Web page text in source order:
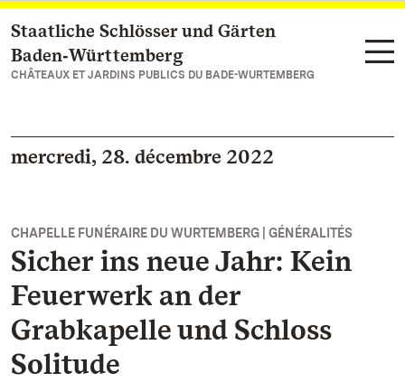
Vers la page d’accueil
Staatliche Schlösser und Gärten
Baden‑Württemberg
CHÂTEAUX ET JARDINS PUBLICS DU BADE-WURTEMBERG
mercredi, 28. décembre 2022
CHAPELLE FUNÉRAIRE DU WURTEMBERG | GÉNÉRALITÉS
Sicher ins neue Jahr: Kein
Feuerwerk an der
Grabkapelle und Schloss
Solitude